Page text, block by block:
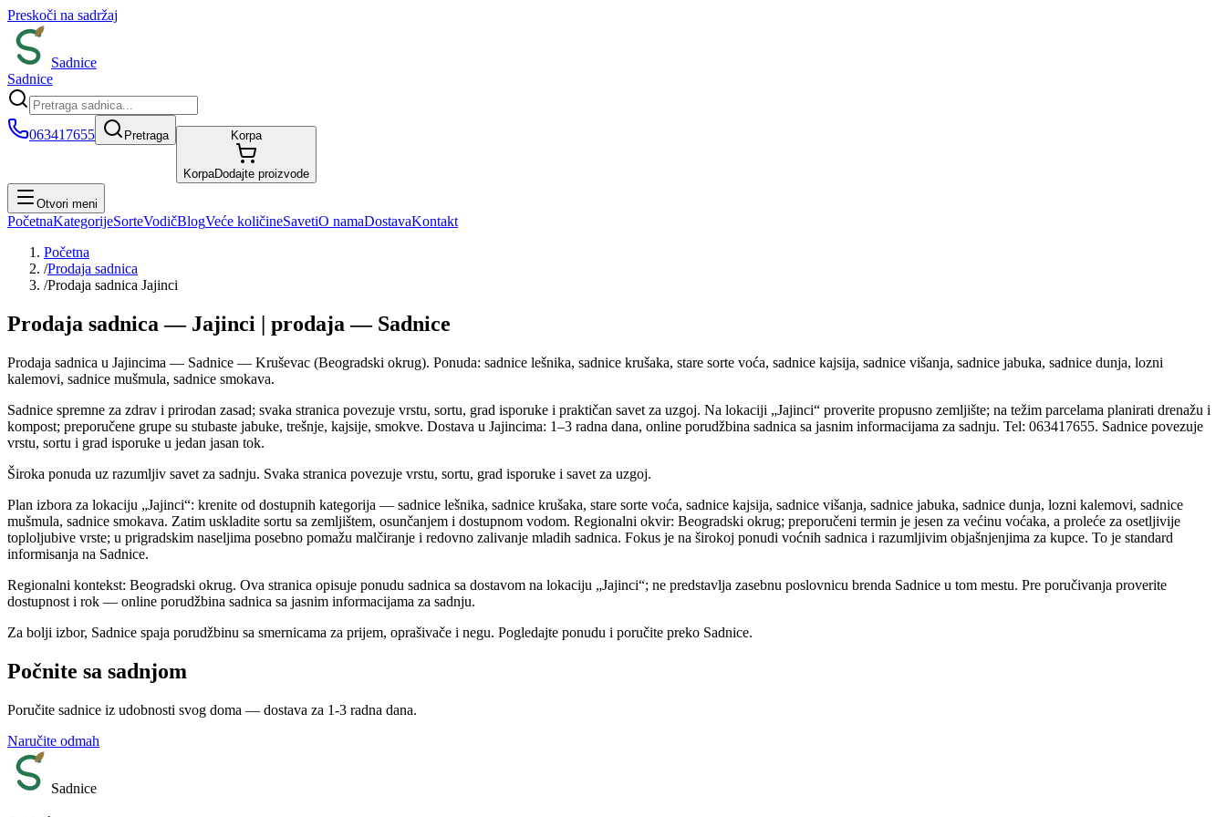
Preskoči na sadržaj
Sadnice
Sadnice
063417655 Pretraga Korpa
KorpaDodajte proizvode
Otvori meni
PočetnaKategorijeSorteVodičBlogVeće količineSavetiO namaDostavaKontakt
Početna
/Prodaja sadnica
/Prodaja sadnica Jajinci
Prodaja sadnica — Jajinci | prodaja — Sadnice
Prodaja sadnica u Jajincima — Sadnice — Kruševac (Beogradski okrug). Ponuda: sadnice lešnika, sadnice krušaka, stare sorte voća, sadnice kajsija, sadnice višanja, sadnice jabuka, sadnice dunja, lozni
kalemovi, sadnice mušmula, sadnice smokava.
Sadnice spremne za zdrav i prirodan zasad; svaka stranica povezuje vrstu, sortu, grad isporuke i praktičan savet za uzgoj. Na lokaciji „Jajinci“ proverite propusno zemljište; na težim parcelama planirati drenažu i
kompost; preporučene grupe su stubaste jabuke, trešnje, kajsije, smokve. Dostava u Jajincima: 1–3 radna dana, online porudžbina sadnica sa jasnim informacijama za sadnju. Tel: 063417655. Sadnice povezuje
vrstu, sortu i grad isporuke u jedan jasan tok.
Široka ponuda uz razumljiv savet za sadnju. Svaka stranica povezuje vrstu, sortu, grad isporuke i savet za uzgoj.
Plan izbora za lokaciju „Jajinci“: krenite od dostupnih kategorija — sadnice lešnika, sadnice krušaka, stare sorte voća, sadnice kajsija, sadnice višanja, sadnice jabuka, sadnice dunja, lozni kalemovi, sadnice
mušmula, sadnice smokava. Zatim uskladite sortu sa zemljištem, osunčanjem i dostupnom vodom. Regionalni okvir: Beogradski okrug; preporučeni termin je jesen za većinu voćaka, a proleće za osetljivije
toploljubive vrste; u prigradskim naseljima posebno pomažu malčiranje i redovno zalivanje mladih sadnica. Fokus je na širokoj ponudi voćnih sadnica i razumljivim objašnjenjima za kupce. To je standard
informisanja na Sadnice.
Regionalni kontekst: Beogradski okrug. Ova stranica opisuje ponudu sadnica sa dostavom na lokaciju „Jajinci“; ne predstavlja zasebnu poslovnicu brenda Sadnice u tom mestu. Pre poručivanja proverite
dostupnost i rok — online porudžbina sadnica sa jasnim informacijama za sadnju.
Za bolji izbor, Sadnice spaja porudžbinu sa smernicama za prijem, oprašivače i negu. Pogledajte ponudu i poručite preko Sadnice.
Počnite sa sadnjom
Poručite sadnice iz udobnosti svog doma — dostava za 1-3 radna dana.
Naručite odmah
Sadnice